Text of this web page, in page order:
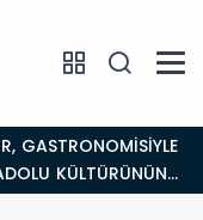
KÜLTÜRÜNÜN